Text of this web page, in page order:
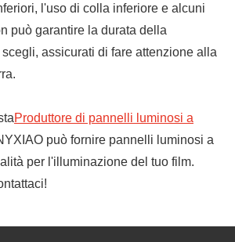
l'uso di colla inferiore e alcuni
può garantire la durata della
scegli, assicurati di fare attenzione alla
Produttore di pannelli luminosi a
può fornire pannelli luminosi a
per l'illuminazione del tuo film.